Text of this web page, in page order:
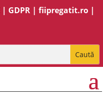
| GDPR |fiipregatit.ro |